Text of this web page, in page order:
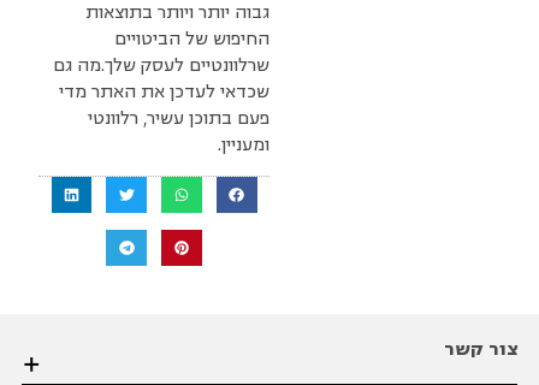
גבוה יותר ויותר בתוצאות
החיפוש של הביטויים
שרלוונטיים לעסק שלך.מה גם
שכדאי לעדכן את האתר מדי
פעם בתוכן עשיר, רלוונטי
ומעניין.
צור קשר